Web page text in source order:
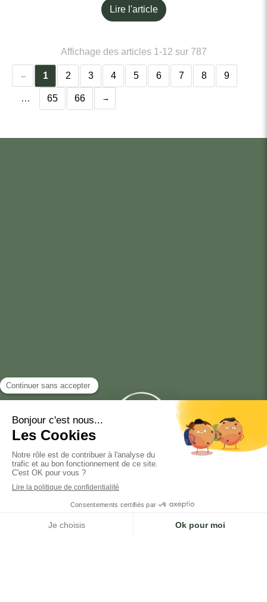
Lire l'article
Affichage des articles 1-12 sur 787
1 2 3 4 5 6 7 8 9
… 65 66
Me joindre
Mme Isabelle TABARY